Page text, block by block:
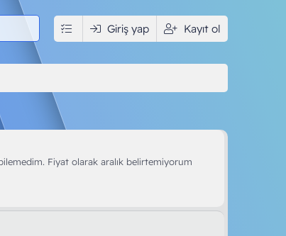
Kullanıcılar
Giriş yap Kayıt ol
Fiyat olarak aralık belirtemiyorum